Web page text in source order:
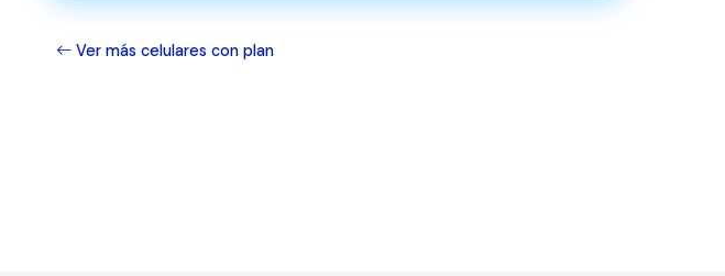
Ver más celulares con plan